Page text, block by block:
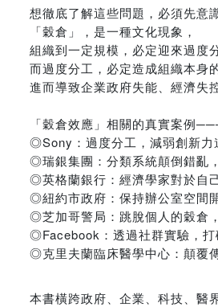
想徹底了解這些問題，必須先意
「穀倉」，是一種文化現象，
組織到一定規模，必定迎來過度
而過度分工，必定造成組織本身
進而導致企業政府失能、經濟失控
「穀倉效應」相關的真實案例
◎Sony：過度分工，減弱創新力
◎瑞銀集團：分類系統顛倒錯亂
◎英格蘭銀行：經濟學家對於自
◎紐約市政府：保持辦公室空間
◎芝加哥警局：跳脫個人的穀倉
◎Facebook：透過社群實驗，打
◎克里夫蘭臨床醫學中心：顛覆
本書橫跨政府、企業、科技、醫